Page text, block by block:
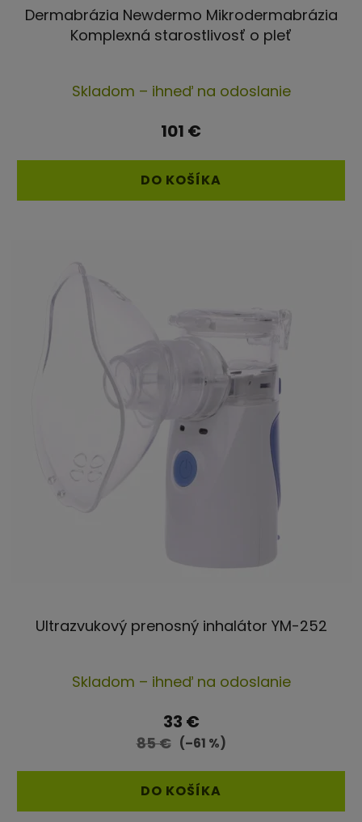
Dermabrázia Newdermo Mikrodermabrázia
Komplexná starostlivosť o pleť
Skladom – ihneď na odoslanie
101 €
DO KOŠÍKA
Ultrazvukový prenosný inhalátor YM-252
hodnotenie
produktu
je
z
5
Skladom – ihneď na odoslanie
33 €
85 € (–61 %)
DO KOŠÍKA